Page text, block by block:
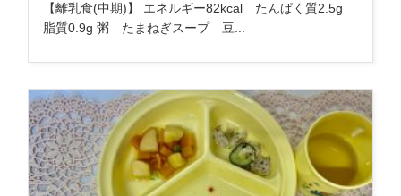
【離乳食(中期)】 エネルギー82kcal たんぱく質2.5g
脂質0.9g 粥 たまねぎスープ 豆...